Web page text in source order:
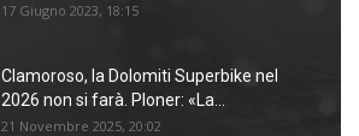
17 Giugno 2023, 18:15
Clamoroso, la Dolomiti Superbike nel
2026 non si farà. Ploner: «La...
21 Novembre 2025, 20:02